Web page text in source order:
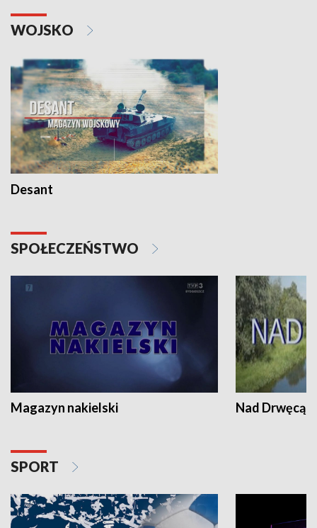
WOJSKO
Desant
SPOŁECZEŃSTWO
Magazyn nakielski Nad Drwęcą
SPORT